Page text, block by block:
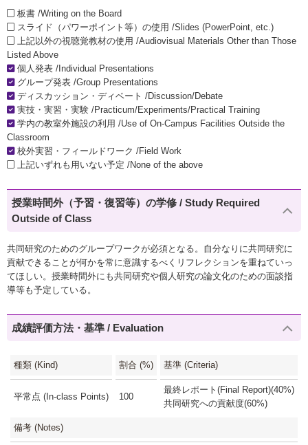
板書 /Writing on the Board
スライド（パワーポイント等）の使用 /Slides (PowerPoint, etc.)
上記以外の視聴覚教材の使用 /Audiovisual Materials Other than Those
Listed Above
個人発表 /Individual Presentations
グループ発表 /Group Presentations
ディスカッション・ディベート /Discussion/Debate
実技・実習・実験 /Practicum/Experiments/Practical Training
学内の教室外施設の利用 /Use of On-Campus Facilities Outside the
Classroom
校外実習・フィールドワーク /Field Work
上記いずれも用いない予定 /None of the above
授業時間外（予習・復習等）の学修 / Study Required
Outside of Class
共同研究のためのグループワークが必須となる。自分なりに共同研究に
貢献できることが何かを常に意識するべくリフレクションを重ねていっ
てほしい。授業時間外にも共同研究や個人研究の論文化のための面談指
導等も予定している。
成績評価方法・基準 / Evaluation
種類 (Kind) 割合 (%) 基準 (Criteria)
平常点 (In-class Points) 100
最終レポート(Final Report)(40%)
共同研究への貢献度(60%)
備考 (Notes)